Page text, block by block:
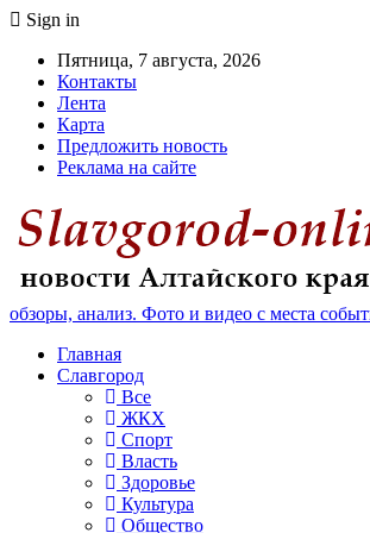
Sign in
Пятница, 7 августа, 2026
Контакты
Лента
Карта
Предложить новость
Реклама на сайте
обзоры, анализ. Фото и видео с места
Главная
Славгород
Все
ЖКХ
Спорт
Власть
Здоровье
Культура
Общество